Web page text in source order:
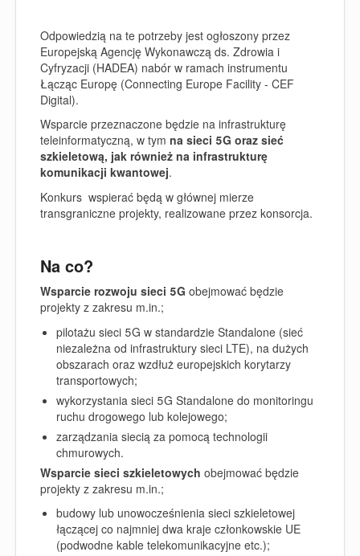
Odpowiedzią na te potrzeby jest ogłoszony przez
Europejską Agencję Wykonawczą ds. Zdrowia i
Cyfryzacji (HADEA) nabór w ramach instrumentu
Łącząc Europę (Connecting Europe Facility - CEF
Digital).
Wsparcie przeznaczone będzie na infrastrukturę
teleinformatyczną, w tym na sieci 5G oraz sieć
szkieletową, jak również na infrastrukturę
komunikacji kwantowej.
Konkurs wspierać będą w głównej mierze
transgraniczne projekty, realizowane przez konsorcja.
Na co?
Wsparcie rozwoju sieci 5G obejmować będzie
projekty z zakresu m.in.;
pilotażu sieci 5G w standardzie Standalone (sieć
niezależna od infrastruktury sieci LTE), na dużych
obszarach oraz wzdłuż europejskich korytarzy
transportowych;
wykorzystania sieci 5G Standalone do monitoringu
ruchu drogowego lub kolejowego;
zarządzania siecią za pomocą technologii
chmurowych.
Wsparcie sieci szkieletowych obejmować będzie
projekty z zakresu m.in.;
budowy lub unowocześnienia sieci szkieletowej
łączącej co najmniej dwa kraje członkowskie UE
(podwodne kable telekomunikacyjne etc.);